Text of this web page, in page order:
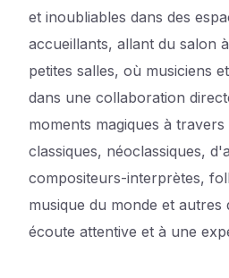
et inoubliables dans des
accueillants, allant du salon
petites salles, où musiciens
dans une collaboration
moments magiques à
classiques, néoclassiques,
compositeurs-interprètes,
musique du monde et autres
écoute attentive et à une